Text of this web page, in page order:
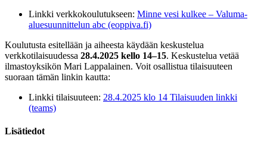
Linkki verkkokoulutukseen: Minne vesi kulkee – Valuma-
aluesuunnittelun abc (eoppiva.fi)
Koulutusta esitellään ja aiheesta käydään keskustelua
verkkotilaisuudessa 28.4.2025 kello 14–15. Keskustelua vetää
ilmastoyksikön Mari Lappalainen. Voit osallistua tilaisuuteen
suoraan tämän linkin kautta:
Linkki tilaisuuteen: 28.4.2025 klo 14 Tilaisuuden linkki
(teams)
Lisätiedot